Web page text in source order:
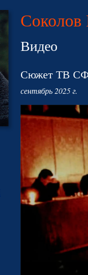
Соколов
Видео
Сюжет ТВ
сентябрь 2025 г.